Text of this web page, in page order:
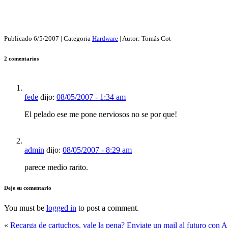
Publicado 6/5/2007 | Categoria Hardware | Autor: Tomás Cot
2 comentarios
fede dijo: 08/05/2007 - 1:34 am
El pelado ese me pone nerviosos no se por que!
admin dijo: 08/05/2007 - 8:29 am
parece medio rarito.
Deje su comentario
You must be logged in to post a comment.
« Recarga de cartuchos, vale la pena? Enviate un mail al futuro con